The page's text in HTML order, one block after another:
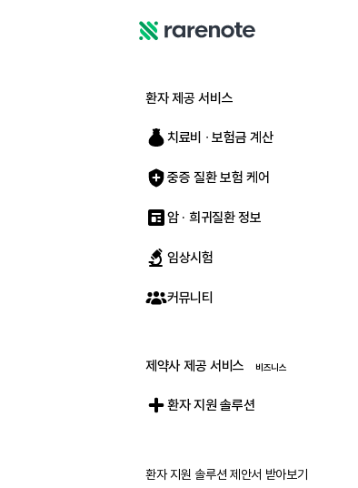
트
환자 제공 서비스
치료비 ∙ 보험금 계산
중증 질환 보험 케어
암 · 희귀질환 정보
임상시험
커뮤니티
제약사 제공 서비스
환자 지원 솔루션
환자 지원 솔루션 제안서 받아보기